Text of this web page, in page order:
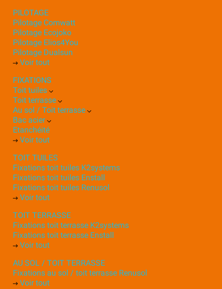
PILOTAGE
Pilotage Comwatt
Pilotage Ecojoko
Pilotage Elios4You
Pilotage Dualsun
Voir tout
FIXATIONS
Toit tuiles
Toit terrasse
Au sol / Toit terrasse
Bac acier
Etanchéité
Voir tout
TOIT TUILES
Fixations toit tuiles K2systems
Fixations toit tuiles Enstall
Fixations toit tuiles Renusol
Voir tout
TOIT TERRASSE
Fixations toit terrasse K2systems
Fixations toit terrasse Enstall
Voir tout
AU SOL / TOIT TERRASSE
Fixations au sol / toit terrasse Renusol
Voir tout